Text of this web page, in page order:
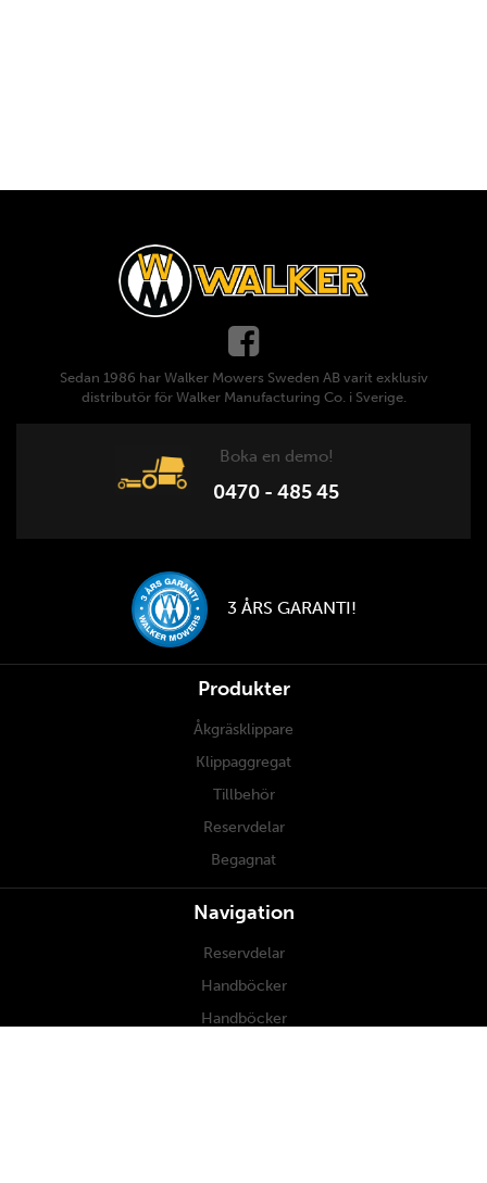
Sedan 1986 har Walker Mowers Sweden AB varit exklusiv
distributör för Walker Manufacturing Co. i Sverige.
Boka en demo!
0470 - 485 45
3 ÅRS GARANTI!
Produkter
Åkgräsklippare
Klippaggregat
Tillbehör
Reservdelar
Begagnat
Navigation
Reservdelar
Handböcker
Handböcker